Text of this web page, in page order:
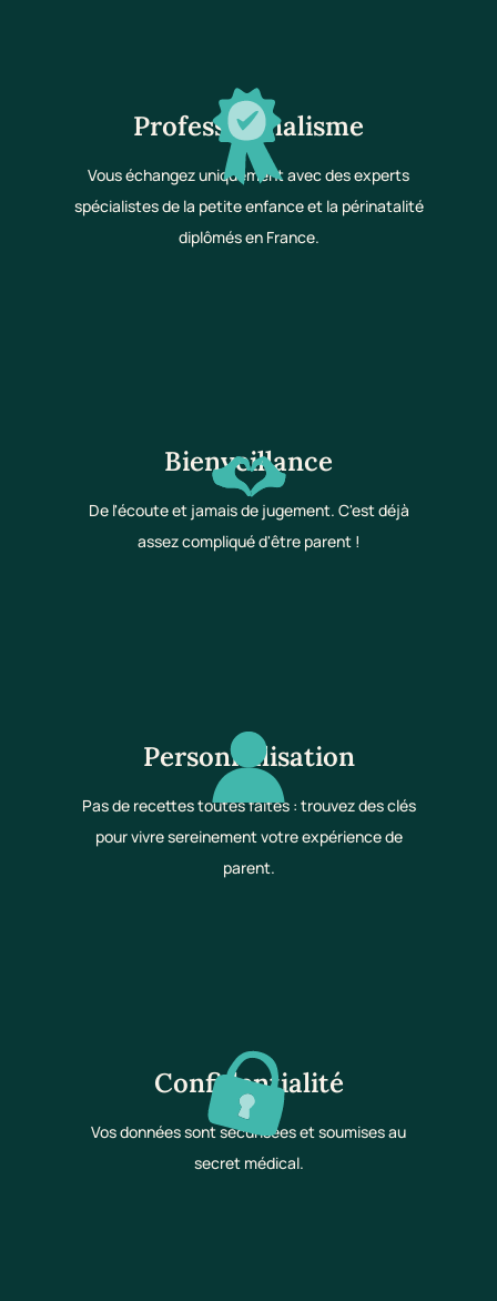
Professionnalisme
Vous échangez uniquement avec des experts
spécialistes de la petite enfance et la périnatalité
diplômés en France.
Bienveillance
De l'écoute et jamais de jugement. C'est déjà
assez compliqué d'être parent !
Personnalisation
Pas de recettes toutes faites : trouvez des clés
pour vivre sereinement votre expérience de
parent.
Confidentialité
Vos données sont sécurisées et soumises au
secret médical.